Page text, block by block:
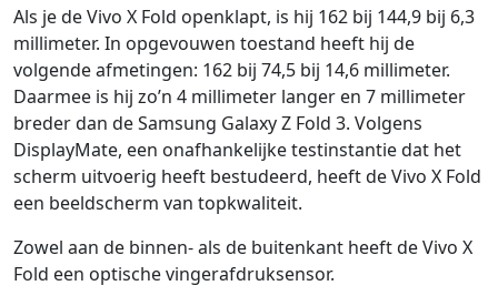
Als je de Vivo X Fold openklapt, is hij 162 bij 144,9 bij 6,3
millimeter. In opgevouwen toestand heeft hij de
volgende afmetingen: 162 bij 74,5 bij 14,6 millimeter.
Daarmee is hij zo’n 4 millimeter langer en 7 millimeter
breder dan de Samsung Galaxy Z Fold 3. Volgens
DisplayMate, een onafhankelijke testinstantie dat het
scherm uitvoerig heeft bestudeerd, heeft de Vivo X Fold
een beeldscherm van topkwaliteit.
Zowel aan de binnen- als de buitenkant heeft de Vivo X
Fold een optische vingerafdruksensor.